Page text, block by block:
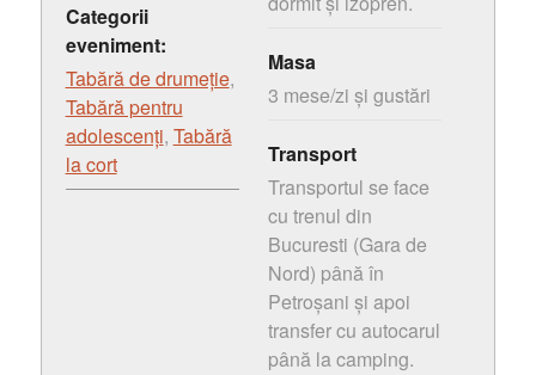
Categorii
eveniment:
Tabără de drumeție,
Tabără pentru
adolescenți, Tabără
la cort
Masa
3 mese/zi și gustări
Transport
Transportul se face
cu trenul din
Bucuresti (Gara de
Nord) până în
Petroșani și apoi
transfer cu autocarul
până la camping.